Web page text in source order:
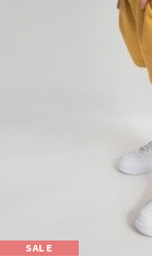
SALE